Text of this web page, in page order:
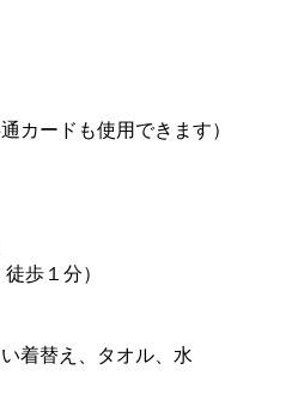
カードも使用できます）
歩１分）
着替え、タオル、水